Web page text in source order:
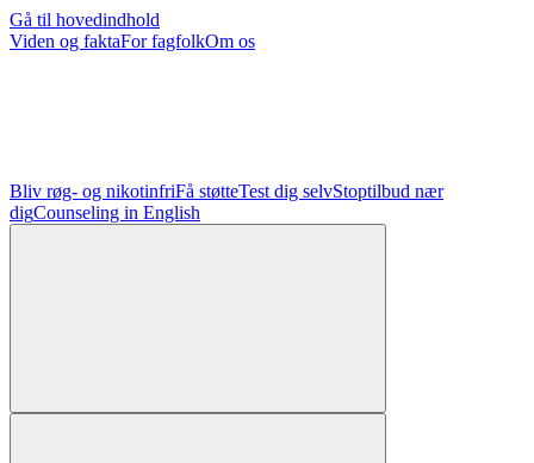
Gå til hovedindhold
Viden og faktaFor fagfolkOm os
Bliv røg- og nikotinfriFå støtteTest dig selvStoptilbud nær
digCounseling in English